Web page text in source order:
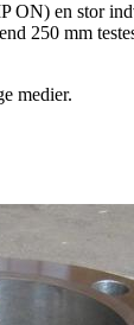
ON) en stor
250 mm
medier.